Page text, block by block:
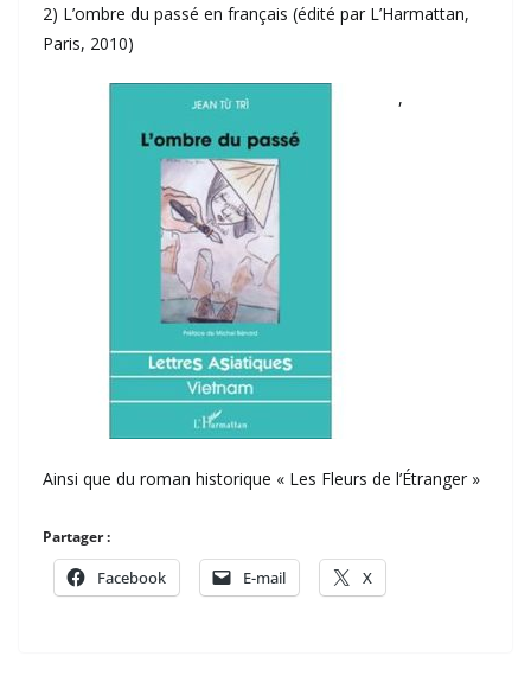
2) L’ombre du passé en français (édité par L’Harmattan,
Paris, 2010)
,
Ainsi que du roman historique « Les Fleurs de l’Étranger »
Partager :
Facebook E-mail X